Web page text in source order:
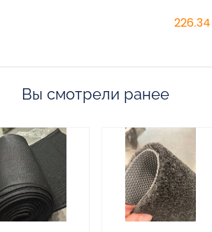
226,34
Вы смотрели ранее